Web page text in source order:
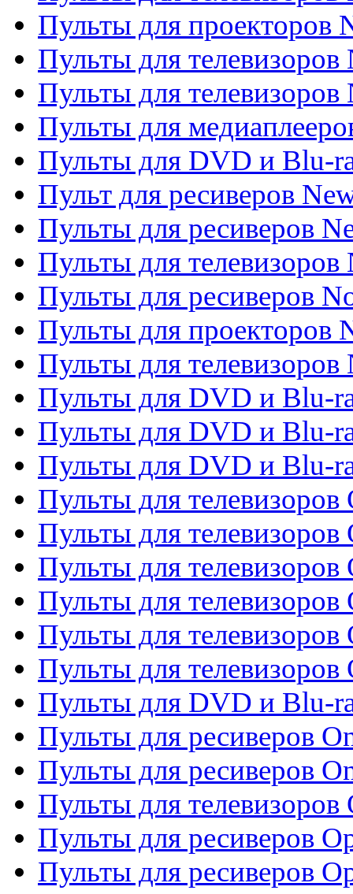
Пульты для проекторов
Пульты для телевизоров
Пульты для телевизоров
Пульты для
Пульты для DVD и Blu-
Пульт для ресиверов
Пульты для ресиверов
Пульты для телевизоров
Пульты для ресиверов
Пульты для проекторов
Пульты для телевизоров
Пульты для DVD и Blu-
Пульты для DVD и Blu-
Пульты для DVD и Blu-
Пульты для телевизоров
Пульты для телевизоров
Пульты для телевизоров
Пульты для телевизоров
Пульты для телевизоров
Пульты для телевизоров
Пульты для DVD и Blu-
Пульты для ресиверов
Пульты для ресиверов
Пульты для телевизоров
Пульты для ресиверов
Пульты для ресиверов